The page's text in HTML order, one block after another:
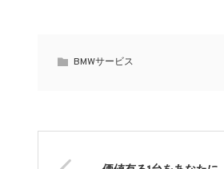
BMWサービス